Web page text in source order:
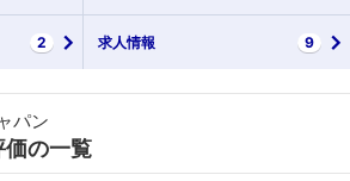
2 求人情報 9
パン
価の一覧